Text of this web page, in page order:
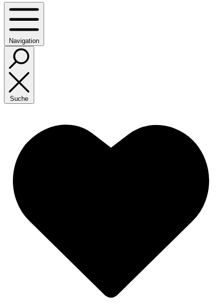
Navigation
Suche